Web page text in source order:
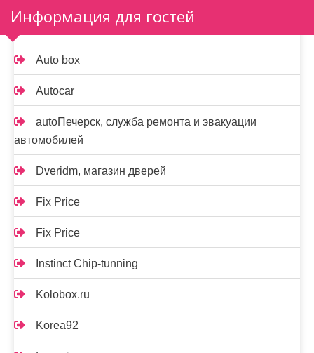
Информация для гостей
Auto box
Autocar
autoПечерск, служба ремонта и эвакуации
автомобилей
Dveridm, магазин дверей
Fix Price
Fix Price
Instinct Chip-tunning
Kolobox.ru
Korea92